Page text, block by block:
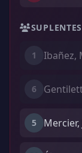
SUPLENTES
1 Ibañez,
6
5